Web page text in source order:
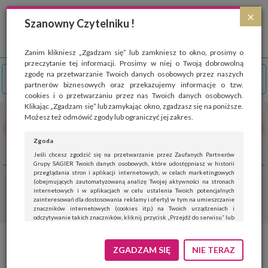
×
Szanowny Czytelniku !
Zanim klikniesz „Zgadzam się” lub zamkniesz to okno, prosimy o
przeczytanie tej informacji. Prosimy w niej o Twoją dobrowolną
zgodę na przetwarzanie Twoich danych osobowych przez naszych
partnerów biznesowych oraz przekazujemy informacje o tzw.
cookies i o przetwarzaniu przez nas Twoich danych osobowych.
Klikając „Zgadzam się” lub zamykając okno, zgadzasz się na poniższe.
Możesz też odmówić zgody lub ograniczyć jej zakres.
Zgoda
Jeśli chcesz zgodzić się na przetwarzanie przez Zaufanych Partnerów
Grupy SAGIER Twoich danych osobowych, które udostępniasz w historii
przeglądania stron i aplikacji internetowych, w celach marketingowych
(obejmujących zautomatyzowaną analizę Twojej aktywności na stronach
internetowych i w aplikacjach w celu ustalenia Twoich potencjalnych
zainteresowań dla dostosowania reklamy i oferty) w tym na umieszczanie
znaczników internetowych (cookies itp.) na Twoich urządzeniach i
odczytywanie takich znaczników, kliknij przycisk „Przejdź do serwisu” lub
Jeśli nie chcesz wyrazić zgody, kliknij „Nie teraz”.
Wyrażenie zgody jest dobrowolne. Możesz edytować zakres zgody, w tym
ZGADZAM SIĘ NIE TERAZ
Strona wykorzystuje pliki cookies, które służą głównie do celów statystycznych.
Wyrażając zgodę na używanie 'cookies', zezwalasz na zapisanie ich w pamięci
przeglądarki. Przejdź do
polityki cookies